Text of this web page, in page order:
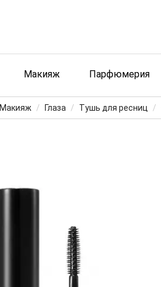
Макияж Парфюмерия
Макияж Глаза Тушь для ресниц